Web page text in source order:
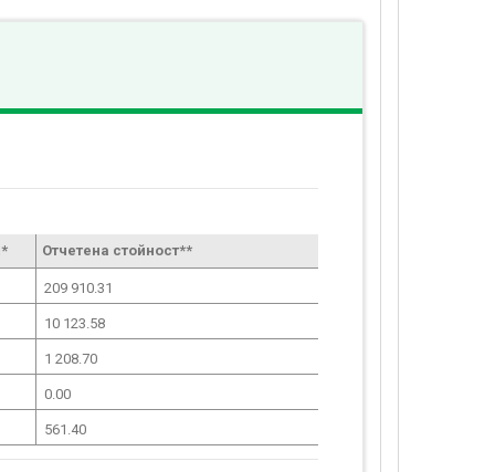
Отчетена стойност**
209 910.31
10 123.58
1 208.70
0.00
561.40